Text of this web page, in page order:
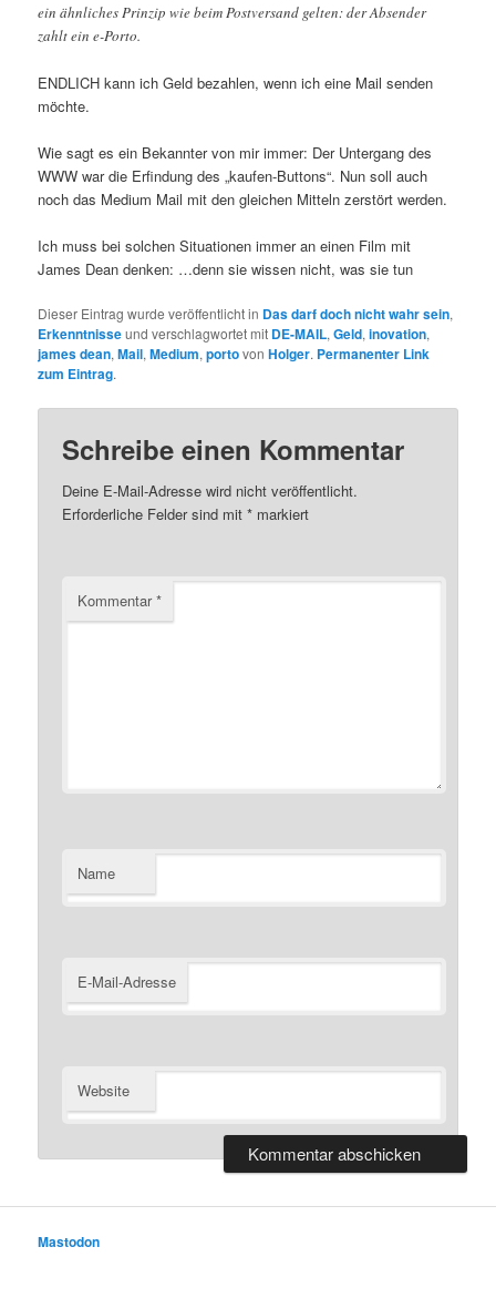
ein ähnliches Prinzip wie beim Postversand gelten: der Absender
zahlt ein e-Porto.
ENDLICH kann ich Geld bezahlen, wenn ich eine Mail senden
möchte.
Wie sagt es ein Bekannter von mir immer: Der Untergang des
WWW war die Erfindung des „kaufen-Buttons“. Nun soll auch
noch das Medium Mail mit den gleichen Mitteln zerstört werden.
Ich muss bei solchen Situationen immer an einen Film mit
James Dean denken: …denn sie wissen nicht, was sie tun
Dieser Eintrag wurde veröffentlicht in Das darf doch nicht wahr sein,
Erkenntnisseund verschlagwortet mit DE-MAIL,Geld,inovation,
james dean,Mail,Medium,portovonHolger. Permanenter Link
zum Eintrag.
Schreibe einen Kommentar
Deine E-Mail-Adresse wird nicht veröffentlicht.
Erforderliche Felder sind mit* markiert
Kommentar*
Name
E-Mail-Adresse
Website
Mastodon